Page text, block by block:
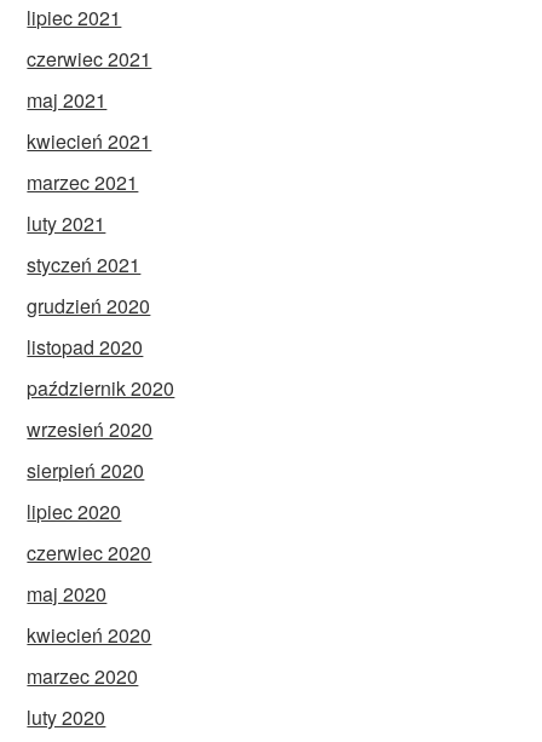
lipiec 2021
czerwiec 2021
maj 2021
kwiecień 2021
marzec 2021
luty 2021
styczeń 2021
grudzień 2020
listopad 2020
październik 2020
wrzesień 2020
sierpień 2020
lipiec 2020
czerwiec 2020
maj 2020
kwiecień 2020
marzec 2020
luty 2020